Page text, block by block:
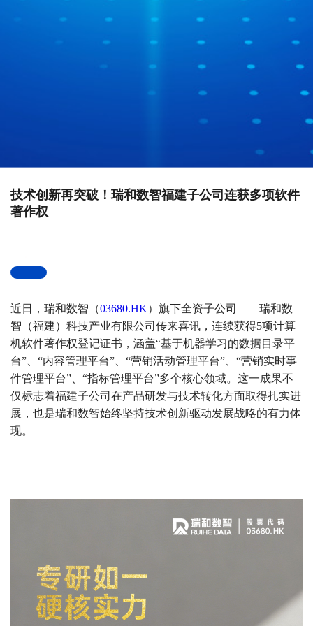
技术创新再突破！瑞和数智福建子公司连获多项软件
著作权
近日，瑞和数智（03680.HK）旗下全资子公司 ——瑞和数
智（福建）科技产业有限公司传来喜讯，连续获得5项计算
机软件著作权登记证书，涵盖“基于机器学习的数据目录平
台”、“内容管理平台”、“营销活动管理平台”、“营销实时事
件管理平台”、“指标管理平台”多个核心领域。这一成果不
仅标志着福建子公司在产品研发与技术转化方面取得扎实进
展，也是瑞和数智始终坚持技术创新驱动发展战略的有力体
现。